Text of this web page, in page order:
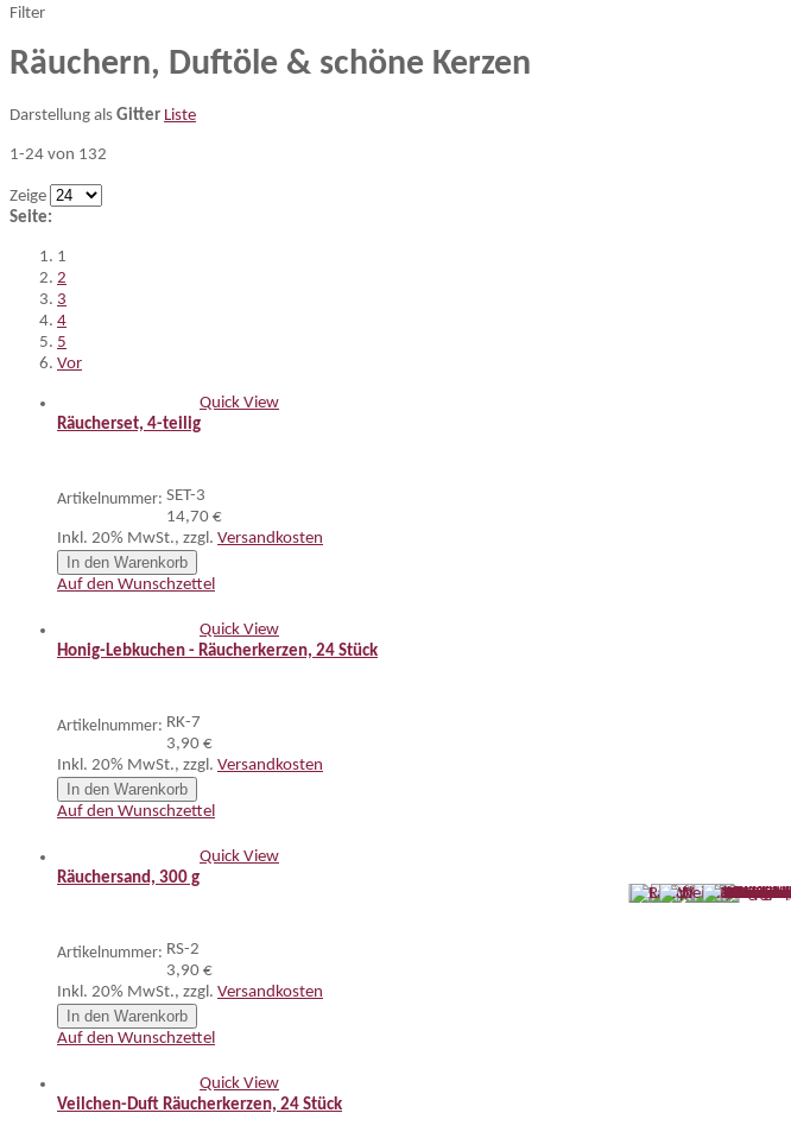
Filter
Räuchern, Duftöle & schöne Kerzen
Darstellung als Gitter Liste
1-24 von 132
Zeige
Seite:
1
2
3
4
5
Vor
Quick View
Räucherset, 4-teilig
Artikelnummer: SET-3
14,70 €
Inkl. 20% MwSt., zzgl. Versandkosten
In den Warenkorb
Auf den Wunschzettel
Quick View
Honig-Lebkuchen - Räucherkerzen, 24 Stück
Artikelnummer: RK-7
3,90 €
Inkl. 20% MwSt., zzgl. Versandkosten
In den Warenkorb
Auf den Wunschzettel
Quick View
Räuchersand, 300 g
Artikelnummer: RS-2
3,90 €
Inkl. 20% MwSt., zzgl. Versandkosten
In den Warenkorb
Auf den Wunschzettel
Quick View
Veilchen-Duft Räucherkerzen, 24 Stück